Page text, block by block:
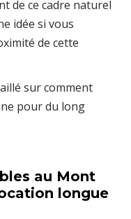
de ce cadre naturel
idée si vous
de cette
sur comment
pour du long
au Mont
longue